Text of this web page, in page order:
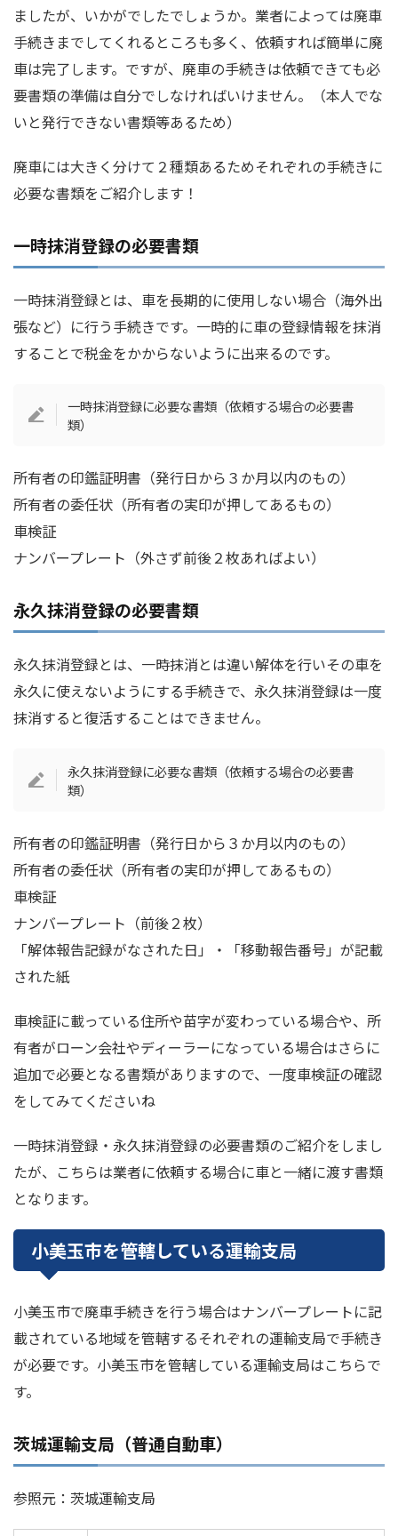
ましたが、いかがでしたでしょうか。業者によっては廃車
手続きまでしてくれるところも多く、依頼すれば簡単に廃
車は完了します。ですが、廃車の手続きは依頼できても必
要書類の準備は自分でしなければいけません。（本人でな
いと発行できない書類等あるため）
廃車には大きく分けて２種類あるためそれぞれの手続きに
必要な書類をご紹介します！
一時抹消登録の必要書類
一時抹消登録とは、車を長期的に使用しない場合（海外出
張など）に行う手続きです。一時的に車の登録情報を抹消
することで税金をかからないように出来るのです。
一時抹消登録に必要な書類（依頼する場合の必要書
類）
所有者の印鑑証明書（発行日から３か月以内のもの）
所有者の委任状（所有者の実印が押してあるもの）
車検証
ナンバープレート（外さず前後２枚あればよい）
永久抹消登録の必要書類
永久抹消登録とは、一時抹消とは違い解体を行いその車を
永久に使えないようにする手続きで、永久抹消登録は一度
抹消すると復活することはできません。
永久抹消登録に必要な書類（依頼する場合の必要書
類）
所有者の印鑑証明書（発行日から３か月以内のもの）
所有者の委任状（所有者の実印が押してあるもの）
車検証
ナンバープレート（前後２枚）
「解体報告記録がなされた日」・「移動報告番号」が記載
された紙
車検証に載っている住所や苗字が変わっている場合や、所
有者がローン会社やディーラーになっている場合はさらに
追加で必要となる書類がありますので、一度車検証の確認
をしてみてくださいね
一時抹消登録・永久抹消登録の必要書類のご紹介をしまし
たが、こちらは業者に依頼する場合に車と一緒に渡す書類
となります。
小美玉市を管轄している運輸支局
小美玉市で廃車手続きを行う場合はナンバープレートに記
載されている地域を管轄するそれぞれの運輸支局で手続き
が必要です。小美玉市を管轄している運輸支局はこちらで
す。
茨城運輸支局（普通自動車）
参照元：茨城運輸支局